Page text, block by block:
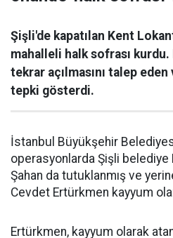
Şişli'de kapatılan Kent
mahalleli halk sofrası kurdu.
tekrar açılmasını talep
tepki gösterdi.
İstanbul Büyükşehir
operasyonlarda Şişli belediye
Şahan da tutuklanmış ve
Cevdet Ertürkmen kayyum
Ertürkmen, kayyum olarak